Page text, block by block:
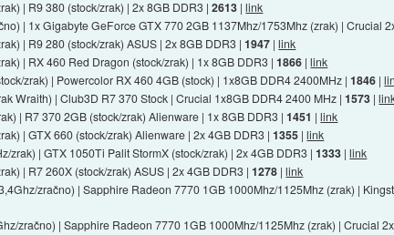
| R9 380 (stock/zrak) | 2x 8GB DDR3 |2613 |link
| 1x Gigabyte GeForce GTX 770 2GB 1137Mhz/1753Mhz (zrak) | Crucial
| R9 280 (stock/zrak) ASUS | 2x 8GB DDR3 |1947 |link
| RX 460 Red Dragon (stock/zrak) | 1x 8GB DDR3 |1866 |link
zrak) | Powercolor RX 460 4GB (stock) | 1x8GB DDR4 2400MHz |1846 |
Wraith) | Club3D R7 370 Stock | Crucial 1x8GB DDR4 2400 MHz |1573 |
| R7 370 2GB (stock/zrak) Alienware | 1x 8GB DDR3 |1451 |link
| GTX 660 (stock/zrak) Alienware | 2x 4GB DDR3 |1355 |link
zrak) | GTX 1050Ti Palit StormX (stock/zrak) | 2x 4GB DDR3 |1333 |link
| R7 260X (stock/zrak) ASUS | 2x 4GB DDR3 |1278 |link
zračno) | Sapphire Radeon 7770 1GB 1000Mhz/1125Mhz (zrak) |
zračno) | Sapphire Radeon 7770 1GB 1000Mhz/1125Mhz (zrak) | Crucial